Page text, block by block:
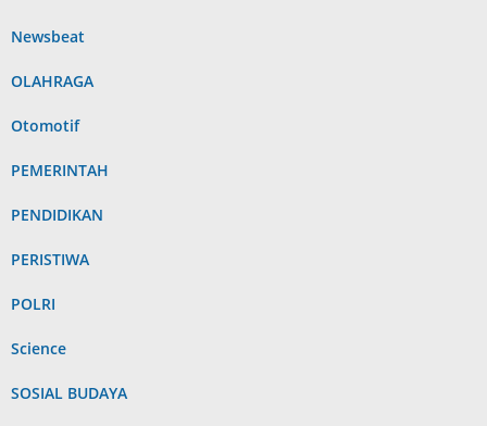
Newsbeat
OLAHRAGA
Otomotif
PEMERINTAH
PENDIDIKAN
PERISTIWA
POLRI
Science
SOSIAL BUDAYA